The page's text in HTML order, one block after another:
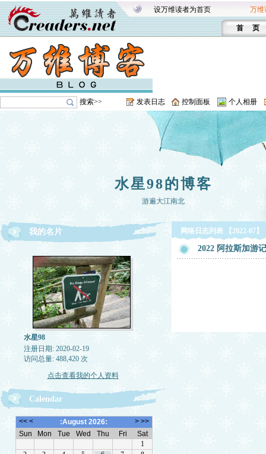
设万维读者为首页 万维
首 页
搜索>> 发表日志 控制面板 个人相册
水星98的博客
游遍大江南北
我的名片
水星98
注册日期: 2020-02-19
访问总量: 488,420 次
点击查看我的个人资料
Calendar
网络日志列表 【2022-07】
2022 阿拉斯加游